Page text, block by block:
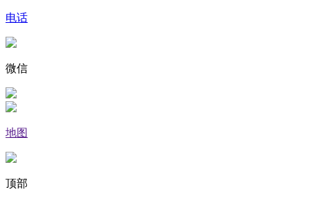
电话
微信
地图
顶部